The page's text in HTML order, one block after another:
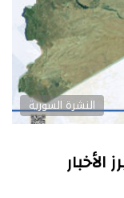
النشرة السورية